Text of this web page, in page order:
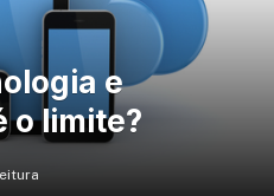
e
o limite?